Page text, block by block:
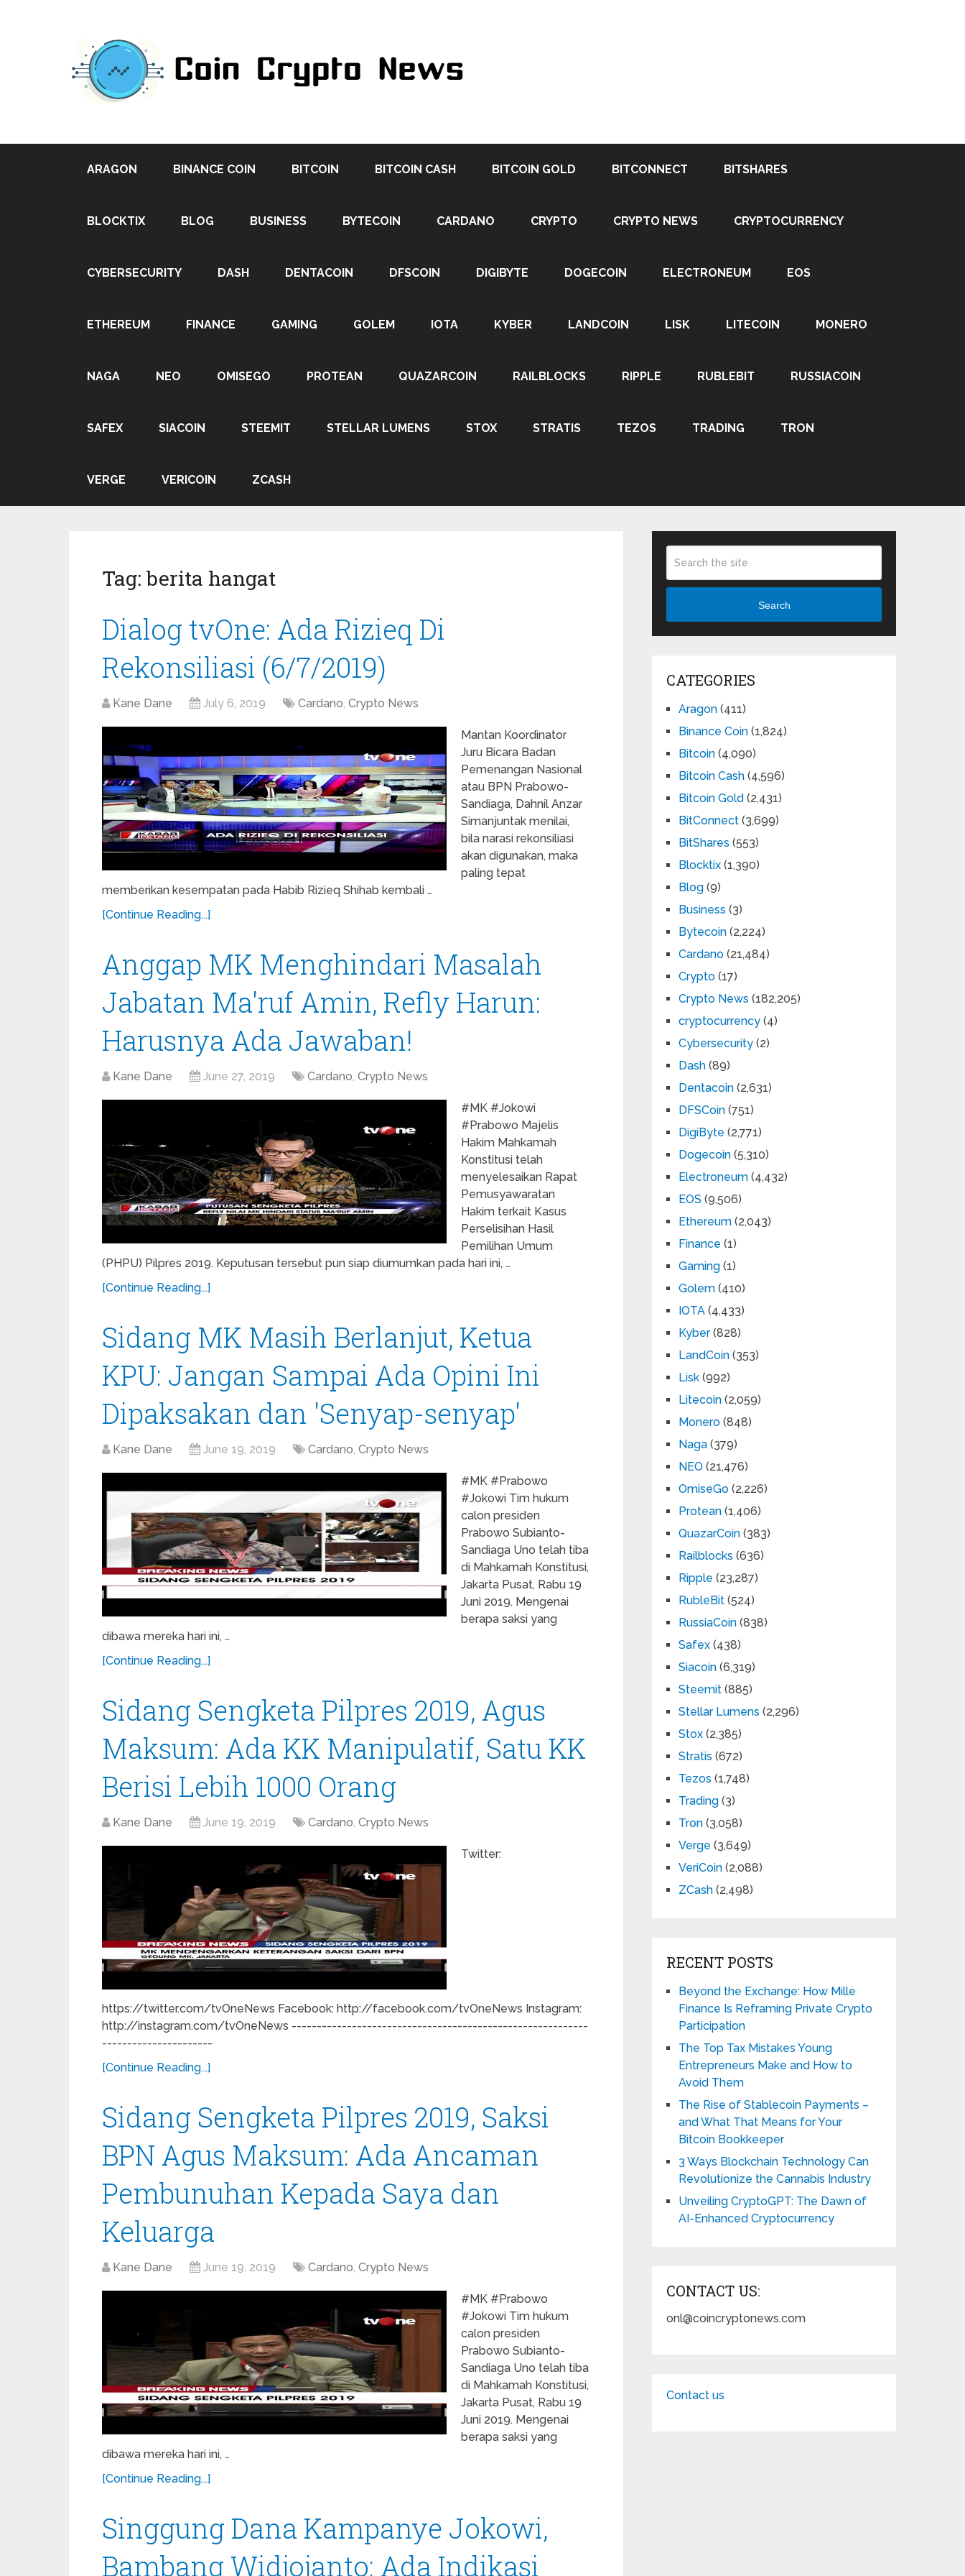
ARAGON BINANCE COIN BITCOIN BITCOIN CASH BITCOIN GOLD BITCONNECT BITSHARES
BLOCKTIX BLOG BUSINESS BYTECOIN CARDANO CRYPTO CRYPTO NEWS CRYPTOCURRENCY
CYBERSECURITY DASH DENTACOIN DFSCOIN DIGIBYTE DOGECOIN ELECTRONEUM EOS
ETHEREUM FINANCE GAMING GOLEM IOTA KYBER LANDCOIN LISK LITECOIN MONERO
NAGA NEO OMISEGO PROTEAN QUAZARCOIN RAILBLOCKS RIPPLE RUBLEBIT RUSSIACOIN
SAFEX SIACOIN STEEMIT STELLAR LUMENS STOX STRATIS TEZOS TRADING TRON
VERGE VERICOIN ZCASH
Tag: berita hangat
Dialog tvOne: Ada Rizieq Di
Rekonsiliasi (6/7/2019)
Kane Dane July 6, 2019 Cardano, Crypto News
Mantan Koordinator
Juru Bicara Badan
Pemenangan Nasional
atau BPN Prabowo-
Sandiaga, Dahnil Anzar
Simanjuntak menilai,
bila narasi rekonsiliasi
akan digunakan, maka
paling tepat
memberikan kesempatan pada Habib Rizieq Shihab kembali …
[Continue Reading...]
Anggap MK Menghindari Masalah
Jabatan Ma'ruf Amin, Refly Harun:
Harusnya Ada Jawaban!
Kane Dane June 27, 2019 Cardano, Crypto News
#MK #Jokowi
#Prabowo Majelis
Hakim Mahkamah
Konstitusi telah
menyelesaikan Rapat
Pemusyawaratan
Hakim terkait Kasus
Perselisihan Hasil
Pemilihan Umum
(PHPU) Pilpres 2019. Keputusan tersebut pun siap diumumkan pada hari ini, …
[Continue Reading...]
Sidang MK Masih Berlanjut, Ketua
KPU: Jangan Sampai Ada Opini Ini
Dipaksakan dan 'Senyap-senyap'
Kane Dane June 19, 2019 Cardano, Crypto News
#MK #Prabowo
#Jokowi Tim hukum
calon presiden
Prabowo Subianto-
Sandiaga Uno telah tiba
di Mahkamah Konstitusi,
Jakarta Pusat, Rabu 19
Juni 2019. Mengenai
berapa saksi yang
dibawa mereka hari ini, …
[Continue Reading...]
Sidang Sengketa Pilpres 2019, Agus
Maksum: Ada KK Manipulatif, Satu KK
Berisi Lebih 1000 Orang
Kane Dane June 19, 2019 Cardano, Crypto News
Twitter:
https://twitter.com/tvOneNews Facebook: http://facebook.com/tvOneNews Instagram:
http://instagram.com/tvOneNews -----------------------------------------------------------
----------------------
[Continue Reading...]
Sidang Sengketa Pilpres 2019, Saksi
BPN Agus Maksum: Ada Ancaman
Pembunuhan Kepada Saya dan
Keluarga
Kane Dane June 19, 2019 Cardano, Crypto News
#MK #Prabowo
#Jokowi Tim hukum
calon presiden
Prabowo Subianto-
Sandiaga Uno telah tiba
di Mahkamah Konstitusi,
Jakarta Pusat, Rabu 19
Juni 2019. Mengenai
berapa saksi yang
dibawa mereka hari ini, …
[Continue Reading...]
Singgung Dana Kampanye Jokowi,
Bambang Widjojanto: Ada Indikasi
Search
CATEGORIES
Aragon (411)
Binance Coin (1,824)
Bitcoin (4,090)
Bitcoin Cash (4,596)
Bitcoin Gold (2,431)
BitConnect (3,699)
BitShares (553)
Blocktix (1,390)
Blog (9)
Business (3)
Bytecoin (2,224)
Cardano (21,484)
Crypto (17)
Crypto News (182,205)
cryptocurrency (4)
Cybersecurity (2)
Dash (89)
Dentacoin (2,631)
DFSCoin (751)
DigiByte (2,771)
Dogecoin (5,310)
Electroneum (4,432)
EOS (9,506)
Ethereum (2,043)
Finance (1)
Gaming (1)
Golem (410)
IOTA (4,433)
Kyber(828)
LandCoin (353)
Lisk (992)
Litecoin (2,059)
Monero (848)
Naga (379)
NEO (21,476)
OmiseGo (2,226)
Protean (1,406)
QuazarCoin (383)
Railblocks (636)
Ripple (23,287)
RubleBit (524)
RussiaCoin (838)
Safex (438)
Siacoin (6,319)
Steemit (885)
Stellar Lumens (2,296)
Stox (2,385)
Stratis (672)
Tezos (1,748)
Trading (3)
Tron (3,058)
Verge (3,649)
VeriCoin (2,088)
ZCash (2,498)
RECENT POSTS
Beyond the Exchange: How Mille
Finance Is Reframing Private Crypto
Participation
The Top Tax Mistakes Young
Entrepreneurs Make and How to
Avoid Them
The Rise of Stablecoin Payments –
and What That Means for Your
Bitcoin Bookkeeper
3 Ways Blockchain Technology Can
Revolutionize the Cannabis Industry
Unveiling CryptoGPT: The Dawn of
AI-Enhanced Cryptocurrency
CONTACT US:
onl@coincryptonews.com
Contact us